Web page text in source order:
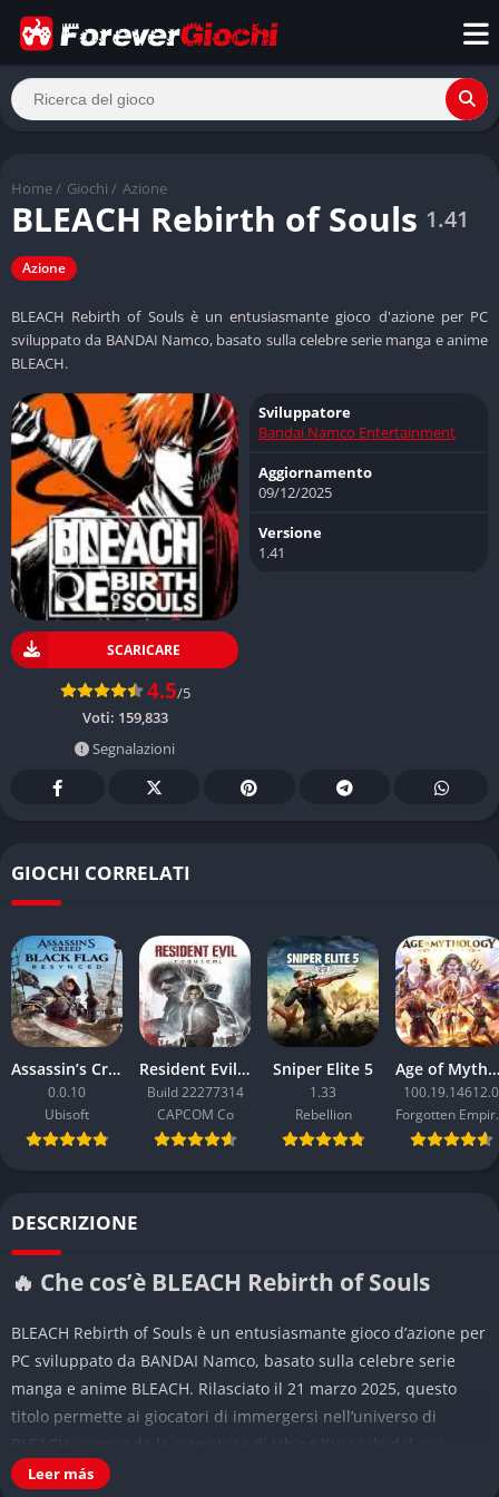
Home / Giochi / Azione
BLEACH Rebirth of Souls 1.41
Azione
BLEACH Rebirth of Souls è un entusiasmante gioco d'azione per PC
sviluppato da BANDAI Namco, basato sulla celebre serie manga e anime
BLEACH.
SCARICARE
4.5/5
Voti: 159,833
Segnalazioni
Sviluppatore
Bandai Namco Entertainment
Aggiornamento
09/12/2025
Versione
1.41
GIOCHI CORRELATI
Assassin’s Creed Black Flag Resynced
0.0.10
Ubisoft
Resident Evil Requiem
Build 22277314
CAPCOM Co
Sniper Elite 5
1.33
Rebellion
Age of Mythology: Retold
100.19.14612.0
DESCRIZIONE
🔥 Che cos’è BLEACH Rebirth of Souls
BLEACH Rebirth of Souls è un entusiasmante gioco d’azione per
PC sviluppato da BANDAI Namco, basato sulla celebre serie
manga e anime BLEACH. Rilasciato il 21 marzo 2025, questo
titolo permette ai giocatori di immergersi nell’universo di
debutto come Soul Reaper fino allo scontro epico con Sosuke
Leer más